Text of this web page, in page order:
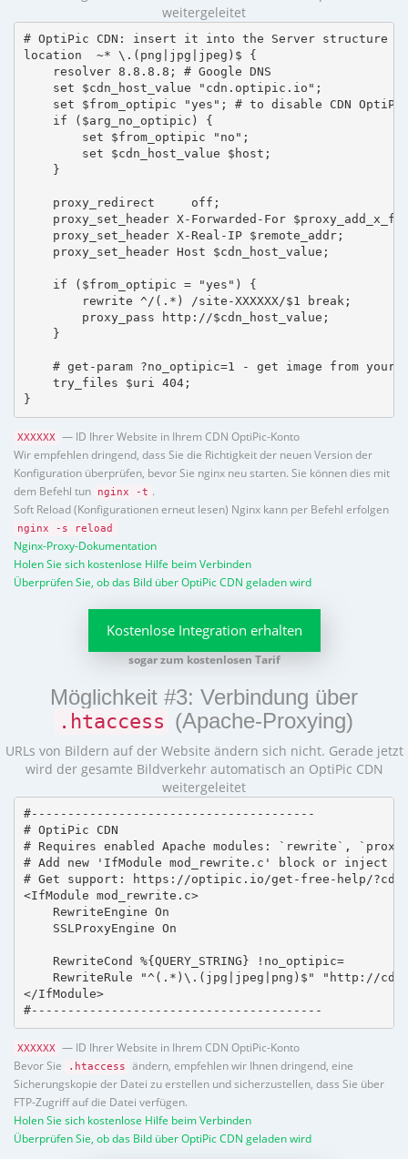
weitergeleitet
# OptiPic CDN: insert it into the Server structure
location  ~* \.(png|jpg|jpeg)$ {
    resolver 8.8.8.8; # Google DNS
    set $cdn_host_value "cdn.optipic.io";
set $from_optipic "yes"; # to disable CDN
    if ($arg_no_optipic) {
        set $from_optipic "no";
        set $cdn_host_value $host;
    }
    proxy_redirect     off;
proxy_set_header X-Forwarded-For
    proxy_set_header X-Real-IP $remote_addr;
    proxy_set_header Host $cdn_host_value;
    if ($from_optipic = "yes") {
        rewrite ^/(.*) /site-XXXXXX/$1 break;
        proxy_pass http://$cdn_host_value;
    }
# get-param ?no_optipic=1 - get image from your
    try_files $uri 404;
}
XXXXXX
— ID Ihrer Website in Ihrem CDN OptiPic-Konto
Wir empfehlen dringend, dass Sie die Richtigkeit der neuen Version der
Konfiguration überprüfen, bevor Sie nginx neu starten. Sie können dies mit
dem Befehl tun
nginx -t .
Soft Reload (Konfigurationen erneut lesen) Nginx kann per Befehl erfolgen
nginx -s reload
Nginx-Proxy-Dokumentation
Holen Sie sich kostenlose Hilfe beim Verbinden
Überprüfen Sie, ob das Bild über OptiPic CDN geladen wird
Kostenlose Integration erhalten
sogar zum kostenlosen Tarif
Möglichkeit #3: Verbindung über
.htaccess (Apache-Proxying)
URLs von Bildern auf der Website ändern sich nicht. Gerade jetzt
wird der gesamte Bildverkehr automatisch an OptiPic CDN
weitergeleitet
#---------------------------------------
# OptiPic CDN
# Requires enabled Apache modules: `rewrite`,
# Add new 'IfModule mod_rewrite.c' block or inject
# Get support: https://optipic.io/get-free-help/
<IfModule mod_rewrite.c>
    RewriteEngine On
    SSLProxyEngine On
    RewriteCond %{QUERY_STRING} !no_optipic=
RewriteRule "^(.*)\.(jpg|jpeg|png)$" "http://
</IfModule>
#----------------------------------------
XXXXXX
— ID Ihrer Website in Ihrem CDN OptiPic-Konto
Bevor Sie
.htaccess
ändern, empfehlen wir Ihnen dringend, eine
Sicherungskopie der Datei zu erstellen und sicherzustellen, dass Sie über
FTP-Zugriff auf die Datei verfügen.
Holen Sie sich kostenlose Hilfe beim Verbinden
Überprüfen Sie, ob das Bild über OptiPic CDN geladen wird